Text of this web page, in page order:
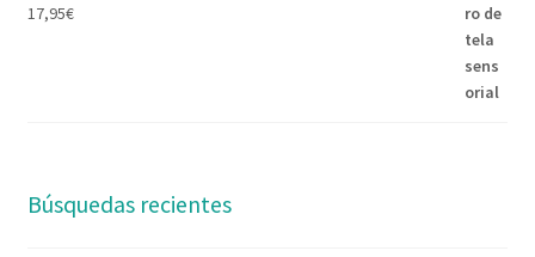
17,95€
Búsquedas recientes